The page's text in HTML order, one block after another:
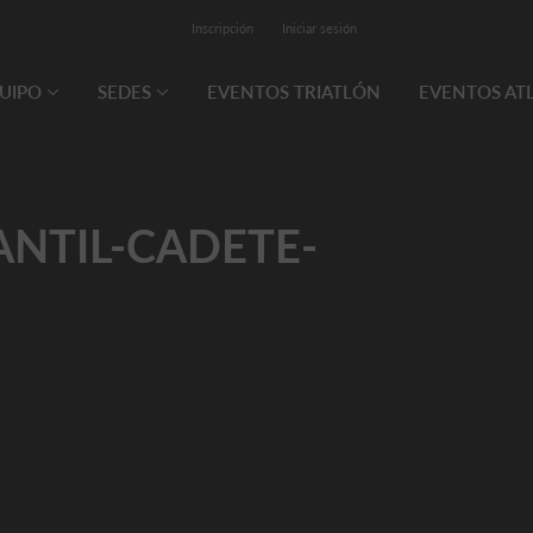
Inscripción Iniciar sesión
SEDES EVENTOS TRIATLÓN EVENTOS
CADETE-